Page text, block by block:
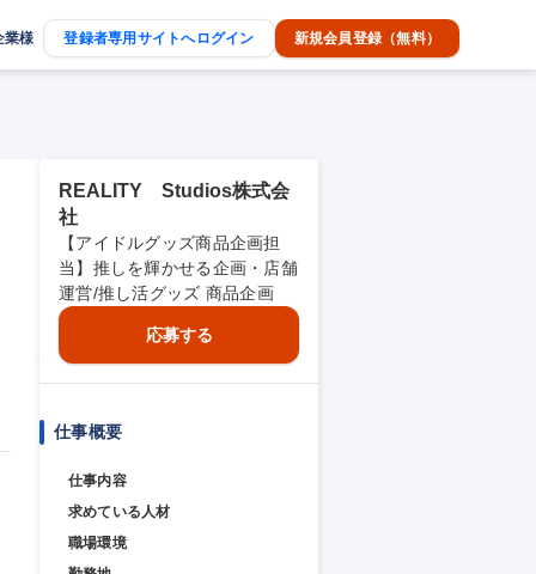
業様 登録者専用サイトへログイン 新規会員登録（無料）
REALITY Studios株式会
社
【アイドルグッズ商品企画担
当】推しを輝かせる企画・店舗
運営/推し活グッズ 商品企画
応募する
仕事概要
仕事内容
求めている人材
職場環境